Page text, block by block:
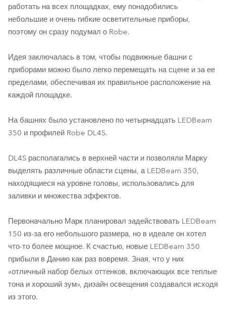
работать на всех площадках, ему понадобились
небольшие и очень гибкие осветительные приборы,
поэтому он сразу подумал о Robe.
Идея заключалась в том, чтобы подвижные башни с
приборами можно было легко перемещать на сцене и за ее
пределами, обеспечивая их правильное расположение на
каждой площадке.
На башнях было установлено по четырнадцать LEDBeam
350 и профилей Robe DL4S.
DL4S располагались в верхней части и позволяли Марку
выделять различные области сцены, а LEDBeam 350,
находящиеся на уровне головы, использовались для
заливки и множества эффектов.
Первоначально Марк планировал задействовать LEDBeam
150 из-за его небольшого размера, но в идеале он хотел
что-то более мощное. К счастью, новые LEDBeam 350
прибыли в Данию как раз вовремя. Зная, что у них
«отличный набор белых оттенков, включающих все теплые
тона и хороший зум», дизайн освещения создавался исходя
из этого.